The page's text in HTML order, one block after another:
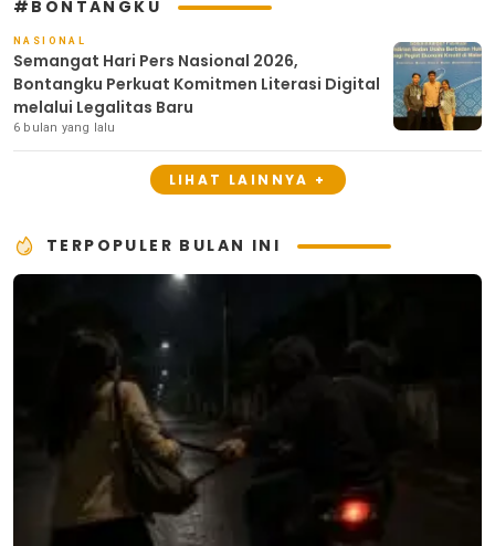
#BONTANGKU
NASIONAL
Semangat Hari Pers Nasional 2026,
Bontangku Perkuat Komitmen Literasi Digital
melalui Legalitas Baru
6 bulan yang lalu
LIHAT LAINNYA +
TERPOPULER BULAN INI